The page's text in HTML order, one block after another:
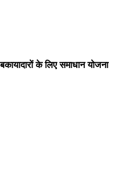
के लिए समाधान योजना